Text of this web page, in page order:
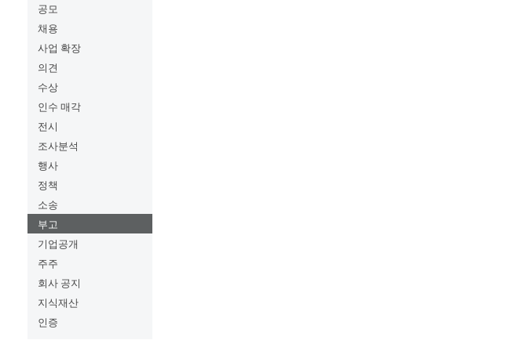
공모
채용
사업 확장
의견
수상
인수 매각
전시
조사분석
행사
정책
소송
부고
기업공개
주주
회사 공지
지식재산
인증